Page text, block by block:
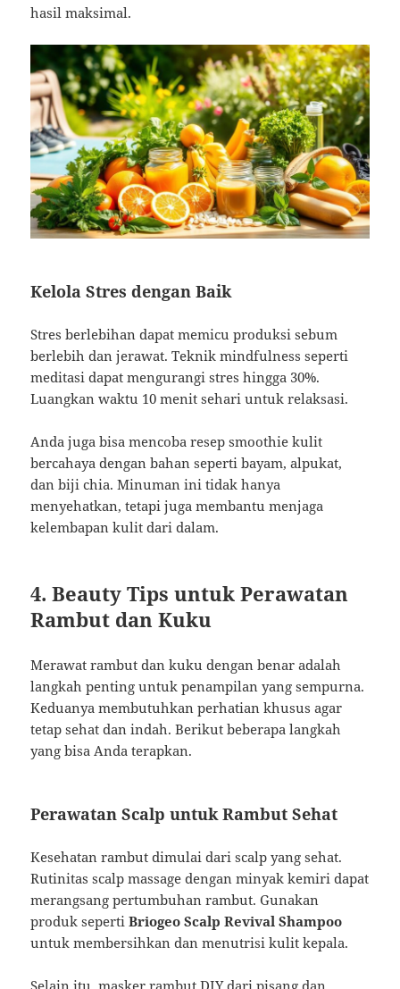
hasil maksimal.
Kelola Stres dengan Baik
Stres berlebihan dapat memicu produksi sebum
berlebih dan jerawat. Teknik mindfulness seperti
meditasi dapat mengurangi stres hingga 30%.
Luangkan waktu 10 menit sehari untuk relaksasi.
Anda juga bisa mencoba resep smoothie kulit
bercahaya dengan bahan seperti bayam, alpukat,
dan biji chia. Minuman ini tidak hanya
menyehatkan, tetapi juga membantu menjaga
kelembapan kulit dari dalam.
4. Beauty Tips untuk Perawatan
Rambut dan Kuku
Merawat rambut dan kuku dengan benar adalah
langkah penting untuk penampilan yang sempurna.
Keduanya membutuhkan perhatian khusus agar
tetap sehat dan indah. Berikut beberapa langkah
yang bisa Anda terapkan.
Perawatan Scalp untuk Rambut Sehat
Kesehatan rambut dimulai dari scalp yang sehat.
Rutinitas scalp massage dengan minyak kemiri dapat
merangsang pertumbuhan rambut. Gunakan
produk sepertiBriogeo Scalp Revival Shampoo
untuk membersihkan dan menutrisi kulit kepala.
Selain itu, masker rambut DIY dari pisang dan